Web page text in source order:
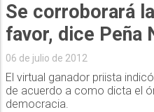
Se corroborará
favor, dice Peña
06 de julio de 2012
El virtual ganador priista
de acuerdo a como dicta el
democracia.